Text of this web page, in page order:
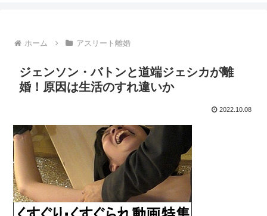
ホーム アスリート離婚
ジェンソン・バトンと道端ジェシカが離
婚！原因は生活のすれ違いか
2022.10.08